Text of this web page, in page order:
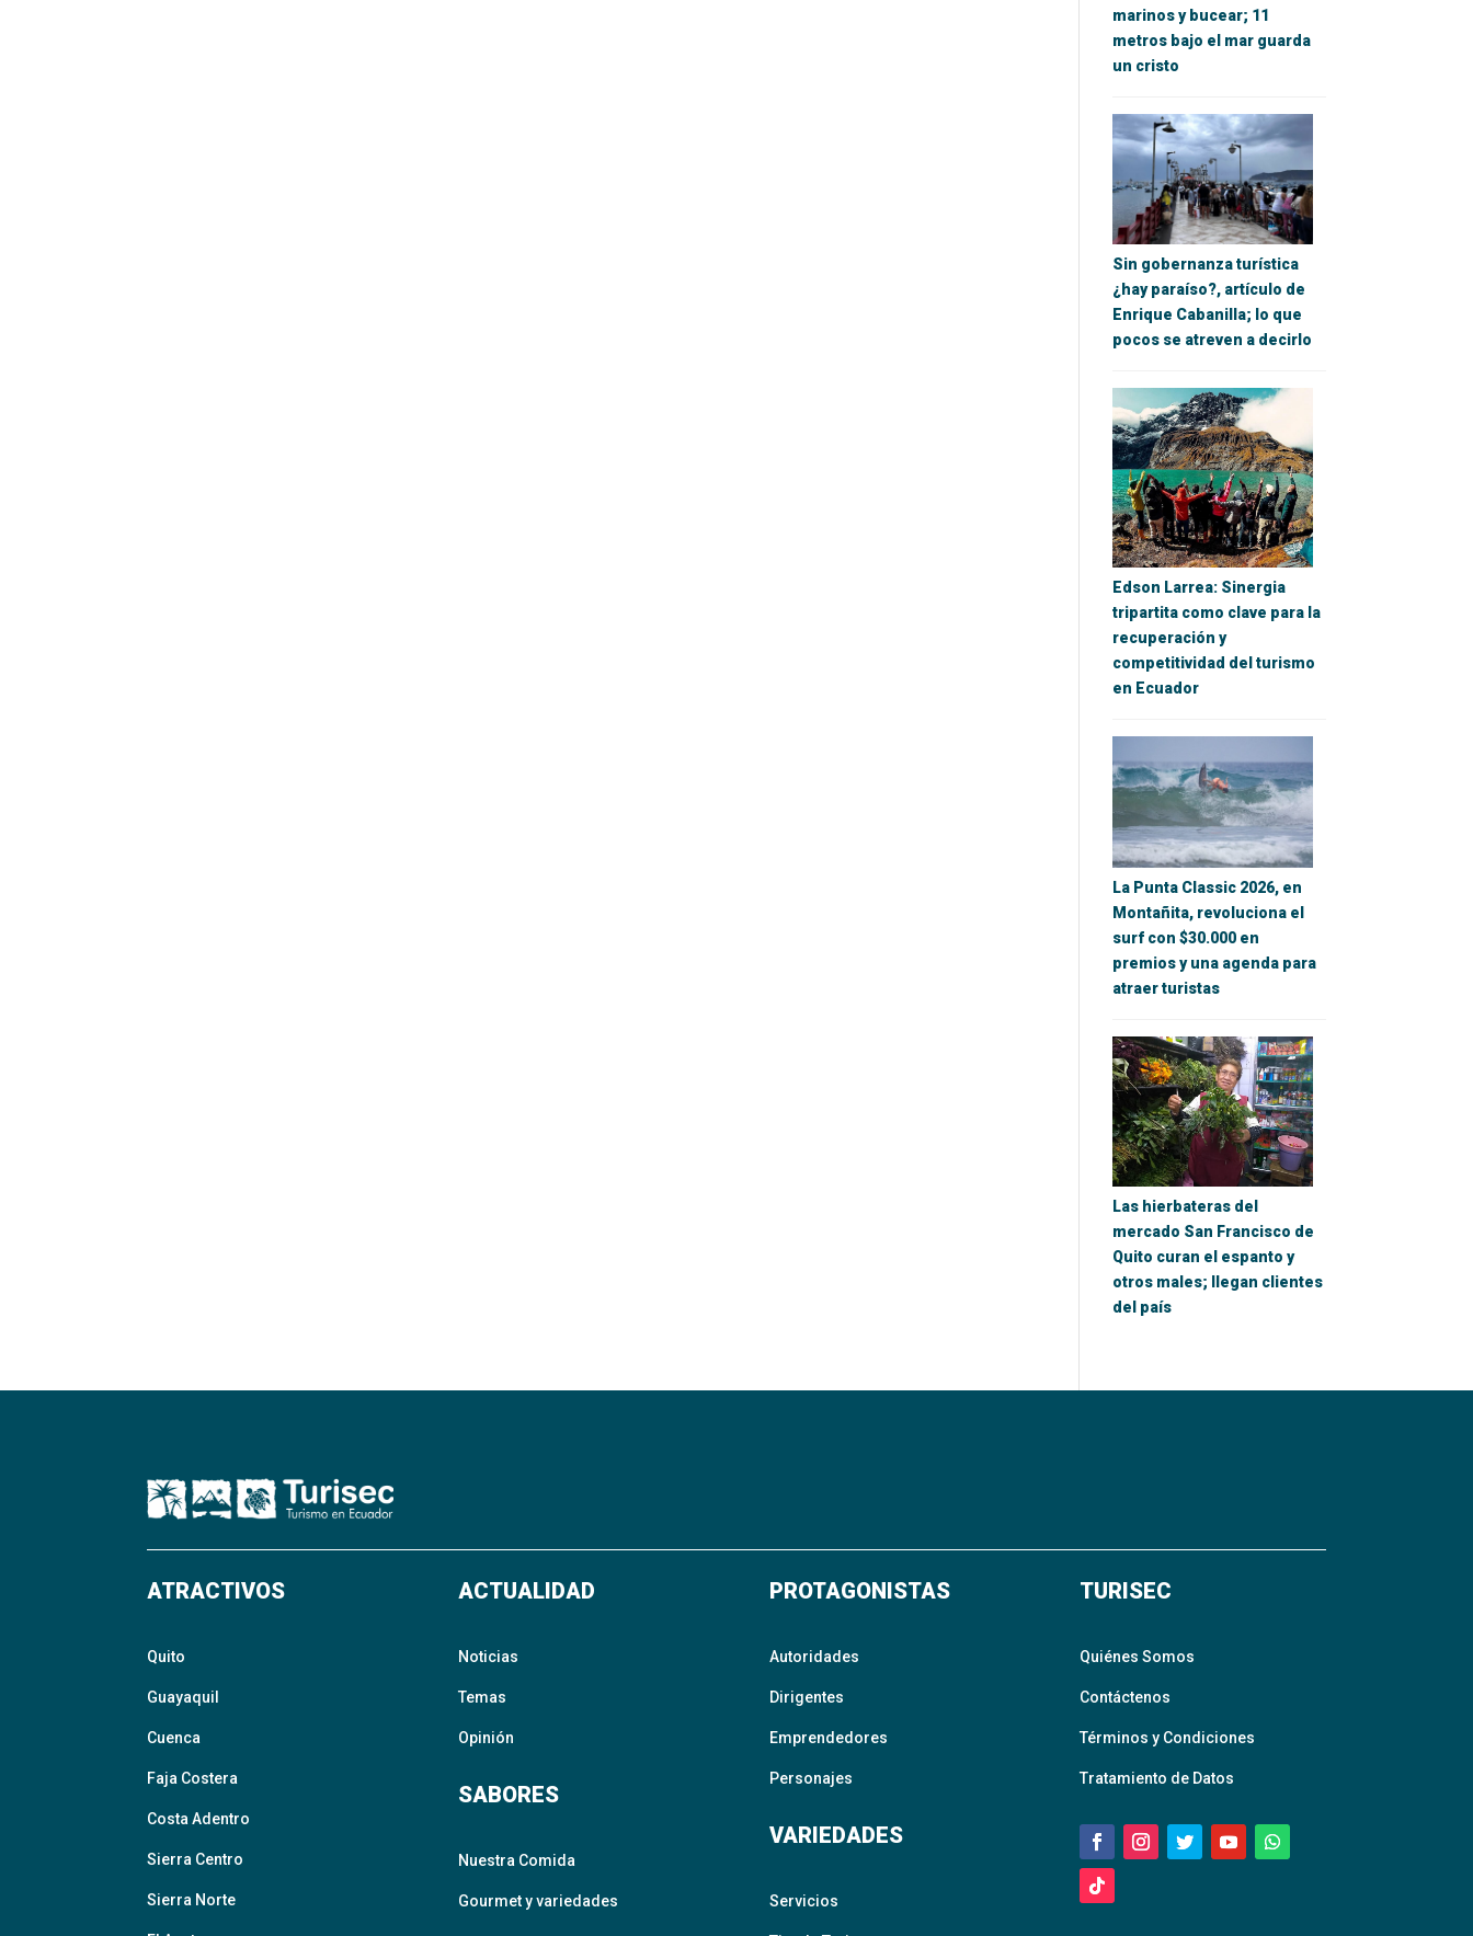
marinos y bucear; 11
metros bajo el mar guarda
un cristo
Sin gobernanza turística
¿hay paraíso?, artículo de
Enrique Cabanilla; lo que
pocos se atreven a decirlo
Edson Larrea: Sinergia
tripartita como clave para la
recuperación y
competitividad del turismo
en Ecuador
La Punta Classic 2026, en
Montañita, revoluciona el
surf con $30.000 en
premios y una agenda para
atraer turistas
Las hierbateras del
mercado San Francisco de
Quito curan el espanto y
otros males; llegan clientes
del país
ATRACTIVOS
Quito
Guayaquil
Cuenca
Faja Costera
Costa Adentro
Sierra Centro
Sierra Norte
ACTUALIDAD
Noticias
Temas
Opinión
SABORES
Nuestra Comida
Gourmet y variedades
PROTAGONISTAS
Autoridades
Dirigentes
Emprendedores
Personajes
VARIEDADES
Servicios
TURISEC
Quiénes Somos
Contáctenos
Términos y Condiciones
Tratamiento de Datos